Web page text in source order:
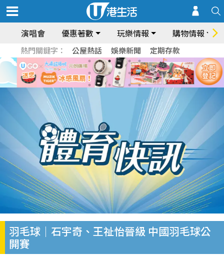
演唱會 優惠著數 玩樂情報 購物情報
熱門關鍵字： 公屋熱話 娛樂新聞 定期存款
羽毛球｜石宇奇、王祉怡晉級 中國羽毛球公
開賽